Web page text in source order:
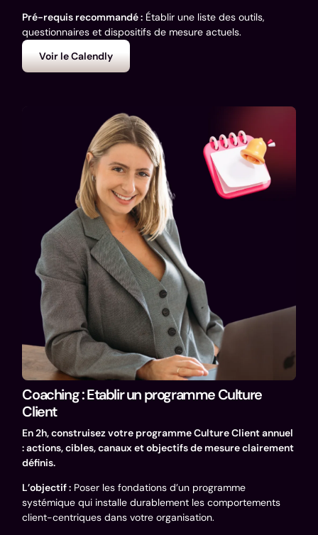
Pré-requis recommandé : Établir une liste des outils,
questionnaires et dispositifs de mesure actuels.
Voir le Calendly
Coaching : Etablir un programme Culture
Client
En 2h, construisez votre programme Culture Client annuel
: actions, cibles, canaux et objectifs de mesure clairement
définis.
L’objectif : Poser les fondations d’un programme
systémique qui installe durablement les comportements
client-centriques dans votre organisation.